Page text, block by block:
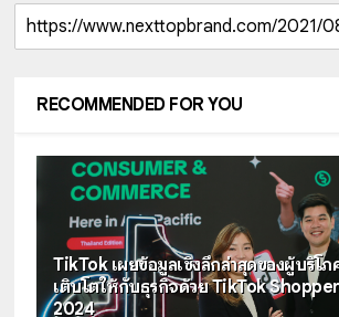
RECOMMENDED FOR YOU
TikTok เผยข้อมูลเชิงลึกล่าสุดของผู้บริโภ
เติบโตให้กับธุรกิจด้วย TikTok
2024